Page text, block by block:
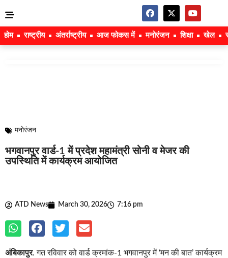
होम राष्ट्रीय अंतर्राष्ट्रीय आज फोकस में मनोरंजन शिक्षा खेल
मनोरंजन
भगवानपुर वार्ड-1 में प्रदेश महामंत्री सोनी व मेजर की
उपस्थिति में कार्यक्रम आयोजित
ATD News March 30, 2026 7:16 pm
अंबिकापुर.गत रविवार को वार्ड क्रमांक-1 भगवानपुर में ‘मन की बात’ कार्यक्रम